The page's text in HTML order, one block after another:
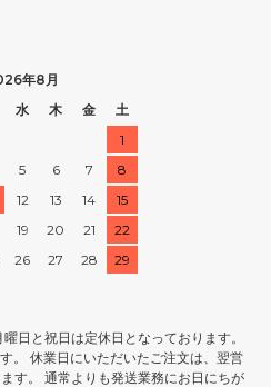
年8月
水 木 金
土
1
5 6 7
8
12 13 14
15
19 20 21
22
26 27 28
29
日と祝日は定休日となっております。
。 休業日にいただいたご注文は、翌営
す。 通常よりも発送業務にお日にちが